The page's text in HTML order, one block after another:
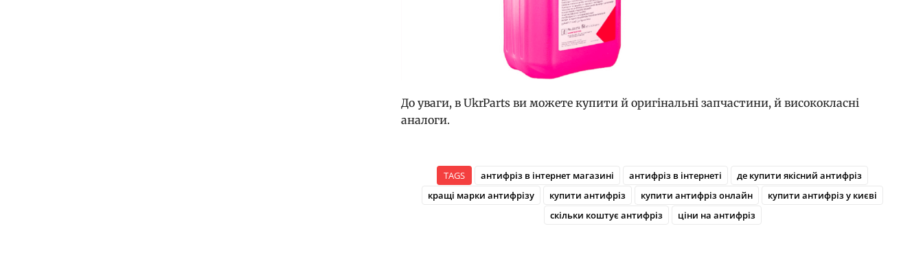
До уваги, в UkrParts ви можете купити й оригінальні запчастини, й висококласні
аналоги.
TAGS антифріз в інтернет магазині антифріз в інтернеті
де купити якісний антифріз
кращі марки антифрізу
купити антифріз купити антифріз онлайн
купити антифріз у києві
скільки коштує антифріз
ціни на антифріз